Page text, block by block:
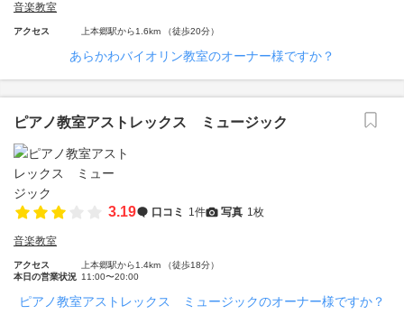
音楽教室
アクセス 上本郷駅から1.6km （徒歩20分）
あらかわバイオリン教室のオーナー様ですか？
ピアノ教室アストレックス ミュージック
3.19 口コミ 1件 写真 1枚
音楽教室
アクセス
上本郷駅から1.4km （徒歩18分）
本日の営業状況 11:00〜20:00
ピアノ教室アストレックス ミュージックのオーナー様ですか？